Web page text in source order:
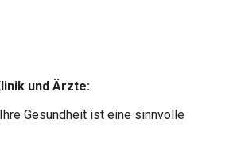
und Ärzte:
Gesundheit ist eine sinnvolle